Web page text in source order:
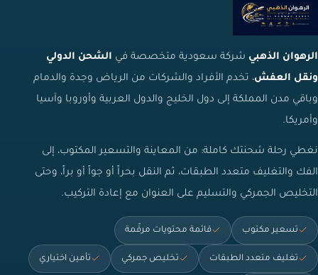
الرهوان الذهبي شركة سعودية متخصصة في الشحن الدولي
ونقل العفش، تخدم الأفراد والشركات من الرياض وجدة والدمام
وباقي مدن المملكة إلى دول الخليج والدول العربية وأوروبا وآسيا
وأمريكا.
نغطي رحلة شحنتك كاملة: من المعاينة والتسعير المكتوب، إلى
الفك والتغليف متعدد الطبقات، ثم النقل بحراً أو جواً أو براً، وحتى
التخليص الجمركي والتسليم على العنوان مع إعادة التركيب.
تسعير مكتوب قائمة محتويات مرقّمة
تغليف متعدد الطبقات تخليص جمركي تأمين اختياري